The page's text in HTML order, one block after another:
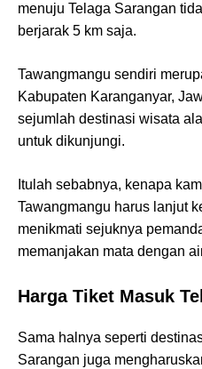
menuju Telaga Sarangan
berjarak 5 km saja.
Tawangmangu sendiri
Kabupaten Karanganyar,
sejumlah destinasi wisata
untuk dikunjungi.
Itulah sebabnya, kenapa
Tawangmangu harus lanjut
menikmati sejuknya
memanjakan mata dengan
Harga Tiket Masuk
Sama halnya seperti
Sarangan juga